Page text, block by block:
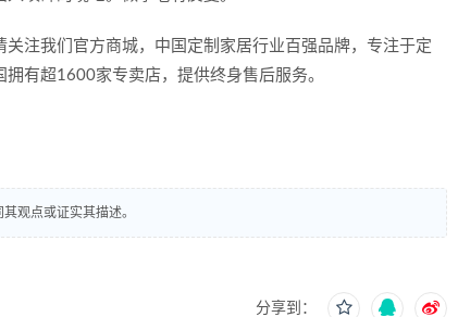
我们官方商城，中国定制家居行业百强品牌，专注于定
有超1600家专卖店，提供终身售后服务。
观点或证实其描述。
分享到：